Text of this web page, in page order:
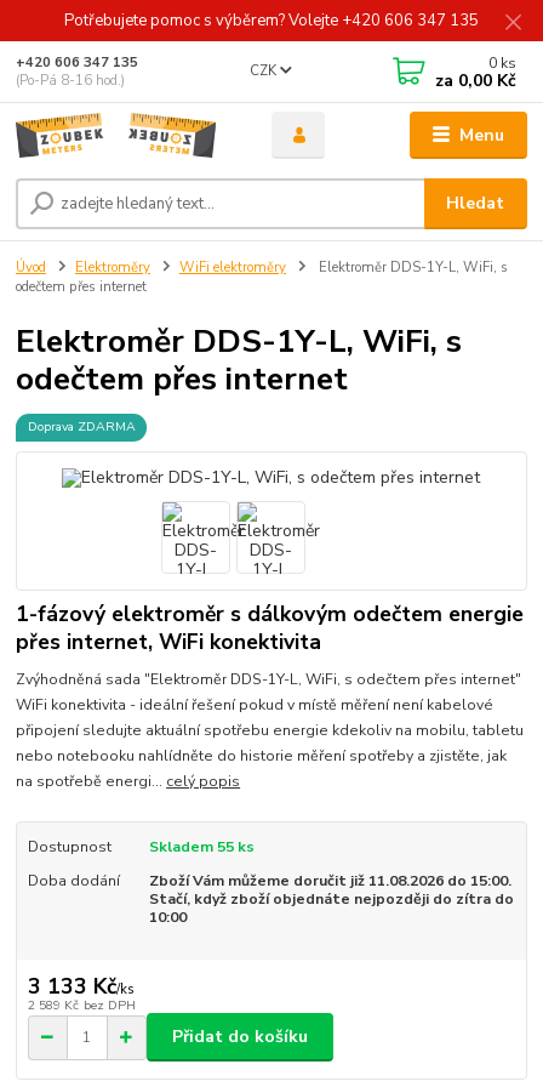
Potřebujete pomoc s výběrem? Volejte +420 606 347 135
Menu
CZK
Hledat
+420 606 347 135
(Po-Pá 8-16 hod.)
0 ks
za 0,00 Kč
Úvod Elektroměry WiFi elektroměry
Elektroměr DDS-1Y-L, WiFi, s
odečtem přes internet
Elektroměr DDS-1Y-L, WiFi, s
odečtem přes internet
Doprava ZDARMA
1-fázový elektroměr s dálkovým odečtem energie
přes internet, WiFi konektivita
Zvýhodněná sada "Elektroměr DDS-1Y-L, WiFi, s odečtem přes internet"
WiFi konektivita - ideální řešení pokud v místě měření není kabelové
připojení sledujte aktuální spotřebu energie kdekoliv na mobilu, tabletu
nebo notebooku nahlídněte do historie měření spotřeby a zjistěte, jak
na spotřebě energi... celý popis
Dostupnost
Skladem 55 ks
Doba dodání
Zboží Vám můžeme doručit již 11.08.2026 do 15:00.
Stačí, když zboží objednáte nejpozději do zítra do
10:00
3 133 Kč/ks
2 589 Kč bez DPH
Přidat do košíku